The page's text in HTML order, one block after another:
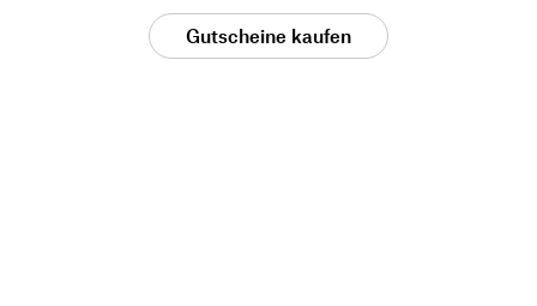
Gutscheine kaufen